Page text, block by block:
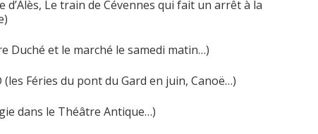
d’Alès, Le train de Cévennes qui fait un arrêt à la
Duché et le marché le samedi matin…)
(les Féries du pont du Gard en juin, Canoë…)
dans le Théâtre Antique…)